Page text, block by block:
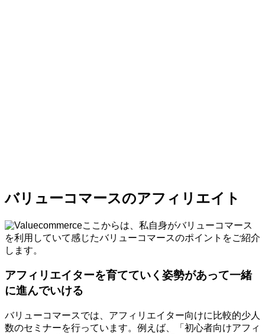
バリューコマースのアフィリエイト
ここからは、私自身がバリューコマース
を利用していて感じたバリューコマースのポイントをご紹介
します。
アフィリエイターを育てていく姿勢があって一緒
に進んでいける
バリューコマースでは、アフィリエイター向けに比較的少人
数のセミナーを行っています。例えば、「初心者向けアフィ